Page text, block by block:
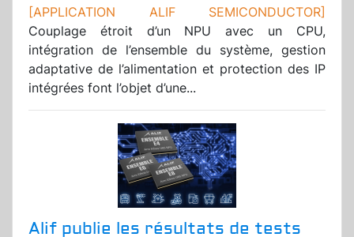
[APPLICATION ALIF SEMICONDUCTOR]
Couplage étroit d’un NPU avec un CPU,
intégration de l’ensemble du système, gestion
adaptative de l’alimentation et protection des IP
intégrées font l’objet d’une...
Alif publie les résultats de tests